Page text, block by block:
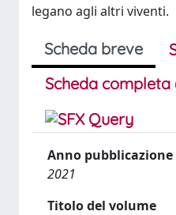
legano agli altri viventi.
Scheda breve
Scheda completa
Anno pubblicazione
2021
Titolo del volume